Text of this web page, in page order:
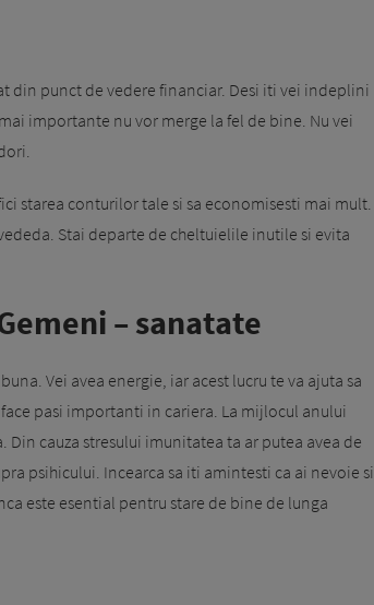
din punct de vedere financiar. Desi iti vei indeplini
importante nu vor merge la fel de bine. Nu vei
starea conturilor tale si sa economisesti mai mult.
Stai departe de cheltuielile inutile si evita
– sanatate
Vei avea energie, iar acest lucru te va ajuta sa
pasi importanti in cariera. La mijlocul anului
cauza stresului imunitatea ta ar putea avea de
psihicului. Incearca sa iti amintesti ca ai nevoie si
este esential pentru stare de bine de lunga